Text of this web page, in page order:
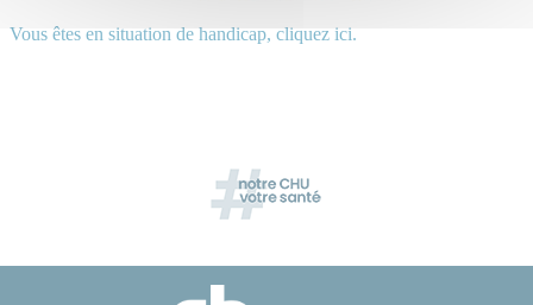
Vous êtes en situation de handicap, cliquez ici.